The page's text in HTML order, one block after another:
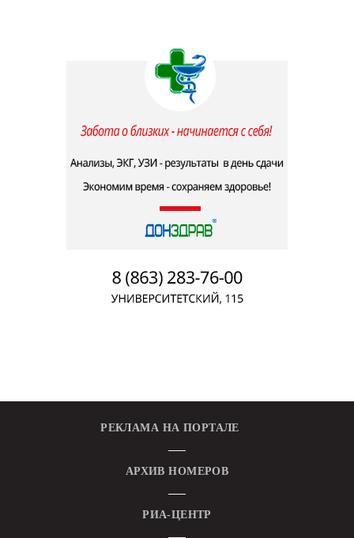
РЕКЛАМА НА ПОРТАЛЕ
АРХИВ НОМЕРОВ
РИА-ЦЕНТР